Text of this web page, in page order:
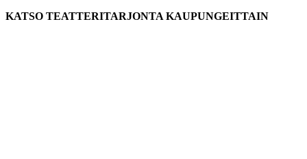
KATSO TEATTERITARJONTA KAUPUNGEITTAIN